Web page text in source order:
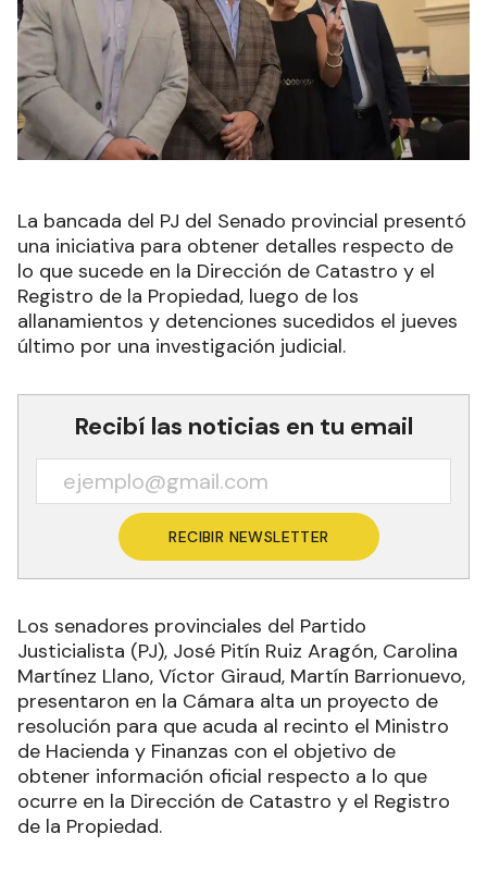
La bancada del PJ del Senado provincial presentó
una iniciativa para obtener detalles respecto de
lo que sucede en la Dirección de Catastro y el
Registro de la Propiedad, luego de los
allanamientos y detenciones sucedidos el jueves
último por una investigación judicial.
Recibí las noticias en tu email
RECIBIR NEWSLETTER
Los senadores provinciales del Partido
Justicialista (PJ), José Pitín Ruiz Aragón, Carolina
Martínez Llano, Víctor Giraud, Martín Barrionuevo,
presentaron en la Cámara alta un proyecto de
resolución para que acuda al recinto el Ministro
de Hacienda y Finanzas con el objetivo de
obtener información oficial respecto a lo que
ocurre en la Dirección de Catastro y el Registro
de la Propiedad.